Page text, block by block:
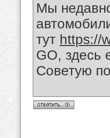
Мы
тут https://
GO, здесь
Советую